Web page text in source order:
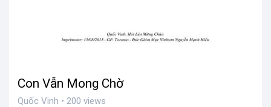
Con Vẫn Mong Chờ
Quốc Vinh • 200 views